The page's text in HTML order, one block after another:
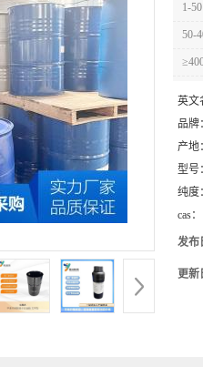
1-50
50-
英文
品牌
产地
型号
纯度
cas：
发布
更新